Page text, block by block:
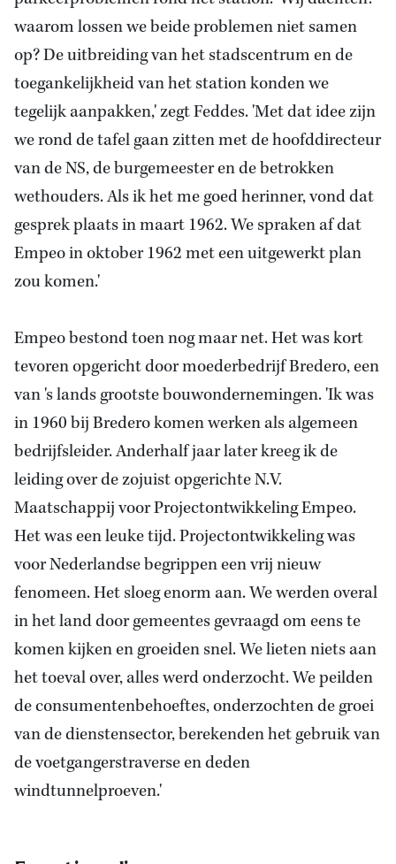
waarom lossen we beide problemen niet samen
op? De uitbreiding van het stadscentrum en de
toegankelijkheid van het station konden we
tegelijk aanpakken,' zegt Feddes. 'Met dat idee zijn
we rond de tafel gaan zitten met de hoofddirecteur
van de NS, de burgemeester en de betrokken
wethouders. Als ik het me goed herinner, vond dat
gesprek plaats in maart 1962. We spraken af dat
Empeo in oktober 1962 met een uitgewerkt plan
zou komen.'
Empeo bestond toen nog maar net. Het was kort
tevoren opgericht door moederbedrijf Bredero, een
van 's lands grootste bouwondernemingen. 'Ik was
in 1960 bij Bredero komen werken als algemeen
bedrijfsleider. Anderhalf jaar later kreeg ik de
leiding over de zojuist opgerichte N.V.
Maatschappij voor Projectontwikkeling Empeo.
Het was een leuke tijd. Projectontwikkeling was
voor Nederlandse begrippen een vrij nieuw
fenomeen. Het sloeg enorm aan. We werden overal
in het land door gemeentes gevraagd om eens te
komen kijken en groeiden snel. We lieten niets aan
het toeval over, alles werd onderzocht. We peilden
de consumentenbehoeftes, onderzochten de groei
van de dienstensector, berekenden het gebruik van
de voetgangerstraverse en deden
windtunnelproeven.'